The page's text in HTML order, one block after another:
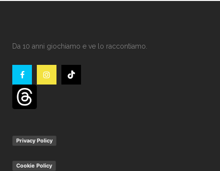
Da 10 anni giochiamo e ve lo raccontiamo.
Privacy Policy
Cookie Policy